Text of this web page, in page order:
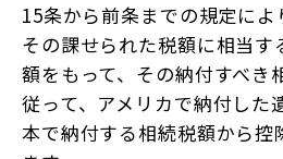
15条から前条までの規定に
その課せられた税額に相当
額をもって、その納付すべき
従って、アメリカで納付した
本で納付する相続税額から控